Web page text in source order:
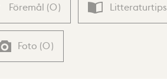
Föremål (0) Litteraturtips
Foto (0)